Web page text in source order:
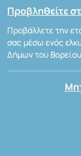
Προβληθείτε
Προβάλλετε την
σας μέσω ενός
Δήμων του